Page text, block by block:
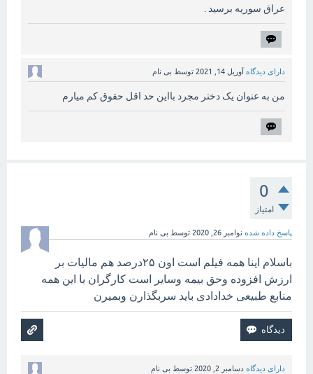
عراق سوریه برسید .
دارای دیدگاه آوریل 14, 2021 توسط بی نام
من به عنوان یک دختر مجرد بااین حد اقل حقوق کم میارم
0
امتیاز
پاسخ داده شده نوامبر 26, 2020 توسط بی نام
باسلام اینا همه فیلم است اون ۲۵درصد هم مالیات بر
ارزش افزوده وحق بیمه وسایر است کارگران با این همه
منابع طبیعی خدادادی باید سربگذارن وبمیرن
دارای دیدگاه دسامبر 2, 2020 توسط بی نام